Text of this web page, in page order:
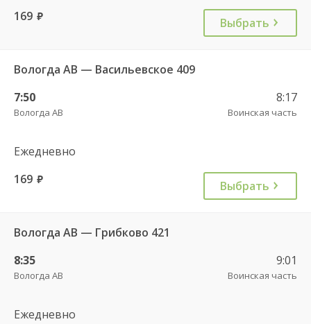
169 руб. Выбрать
Вологда АВ — Васильевское 409
7:50
Вологда АВ
8:17
Воинская часть
Ежедневно
169 руб. Выбрать
Вологда АВ — Грибково 421
8:35
Вологда АВ
9:01
Воинская часть
Ежедневно